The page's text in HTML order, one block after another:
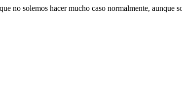
no solemos hacer mucho caso normalmente, aunque